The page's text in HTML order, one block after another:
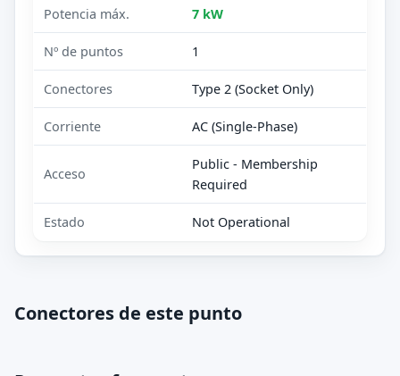
Potencia máx. 7 kW
Nº de puntos 1
Conectores Type 2 (Socket Only)
Corriente AC (Single-Phase)
Acceso
Public - Membership
Required
Estado Not Operational
Conectores de este punto